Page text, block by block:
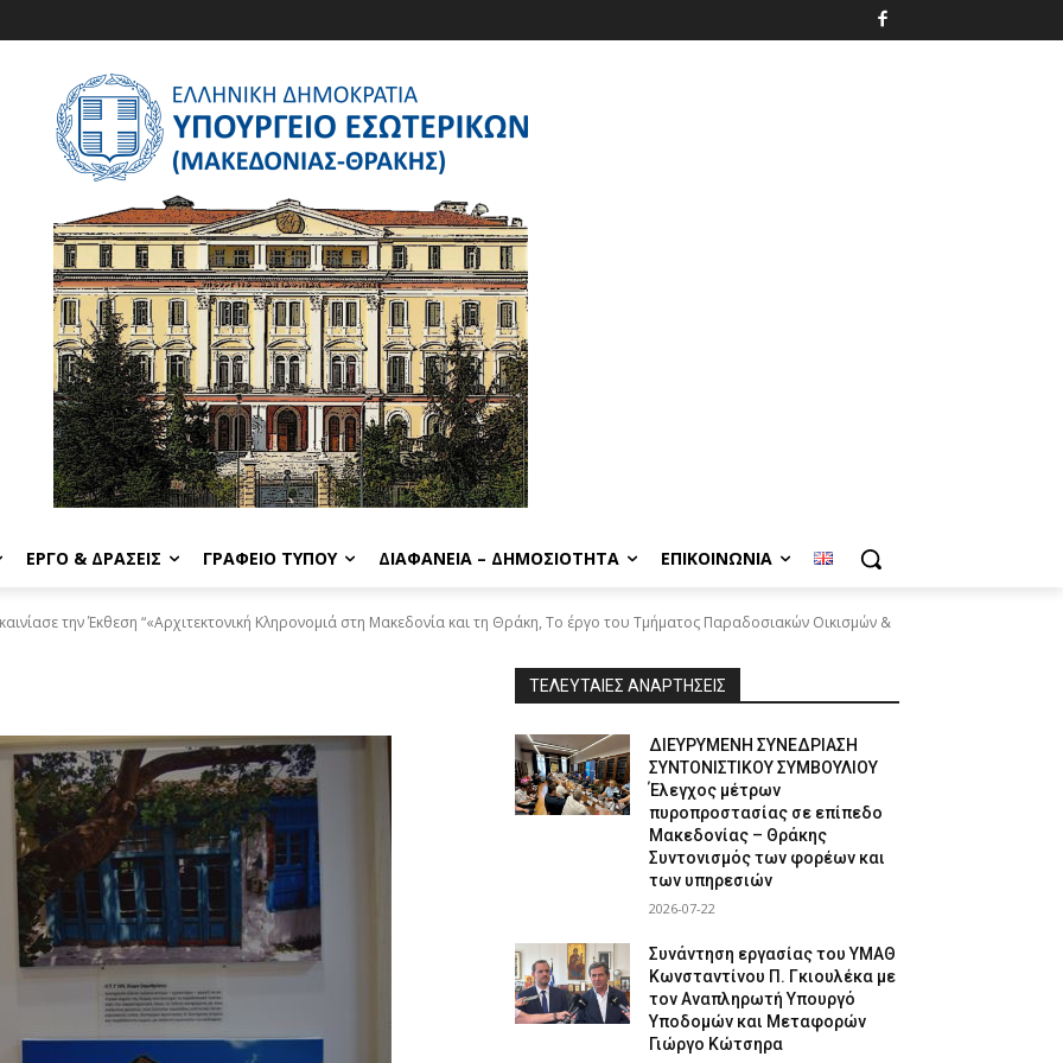
ΈΡΓΟ & ΔΡΆΣΕΙΣ ΓΡΑΦΕΊΟ ΤΎΠΟΥ ΔΙΑΦΆΝΕΙΑ – ΔΗΜΟΣΙΌΤΗΤΑ ΕΠΙΚΟΙΝΩΝΊΑ
την Έκθεση “«Αρχιτεκτονική Κληρονομιά στη Μακεδονία και τη Θράκη, Το έργο του Τμήματος Παραδοσιακών Οικισμών &
ΤΕΛΕΥΤΑΙΕΣ ΑΝΑΡΤΗΣΕΙΣ
ΔΙΕΥΡΥΜΕΝΗ ΣΥΝΕΔΡΙΑΣΗ
ΣΥΝΤΟΝΙΣΤΙΚΟΥ ΣΥΜΒΟΥΛΙΟΥ
Έλεγχος μέτρων
πυροπροστασίας σε επίπεδο
Μακεδονίας – Θράκης
Συντονισμός των φορέων και
των υπηρεσιών
2026-07-22
Συνάντηση εργασίας του ΥΜΑΘ
Κωνσταντίνου Π. Γκιουλέκα με
τον Αναπληρωτή Υπουργό
Υποδομών και Μεταφορών
Γιώργο Κώτσηρα